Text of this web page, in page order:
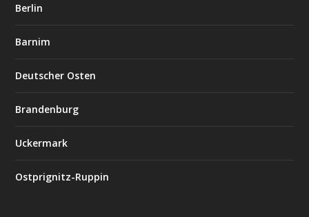
Berlin
Barnim
Deutscher Osten
Brandenburg
Uckermark
Ostprignitz-Ruppin